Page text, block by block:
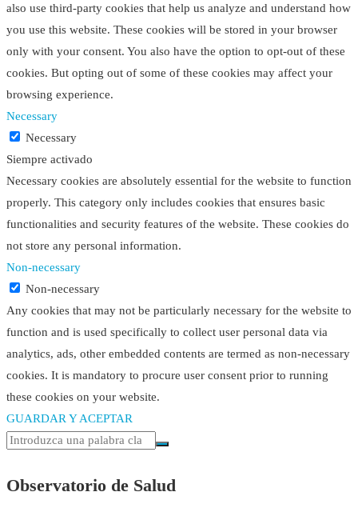
also use third-party cookies that help us analyze and understand how
you use this website. These cookies will be stored in your browser
only with your consent. You also have the option to opt-out of these
cookies. But opting out of some of these cookies may affect your
browsing experience.
Necessary
Necessary
Siempre activado
Necessary cookies are absolutely essential for the website to function
properly. This category only includes cookies that ensures basic
functionalities and security features of the website. These cookies do
not store any personal information.
Non-necessary
Non-necessary
Any cookies that may not be particularly necessary for the website to
function and is used specifically to collect user personal data via
analytics, ads, other embedded contents are termed as non-necessary
cookies. It is mandatory to procure user consent prior to running
these cookies on your website.
GUARDAR Y ACEPTAR
Observatorio de Salud